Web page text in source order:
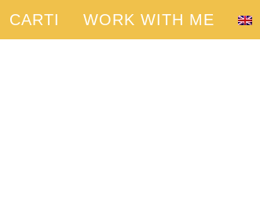
CARTI WORK WITH ME